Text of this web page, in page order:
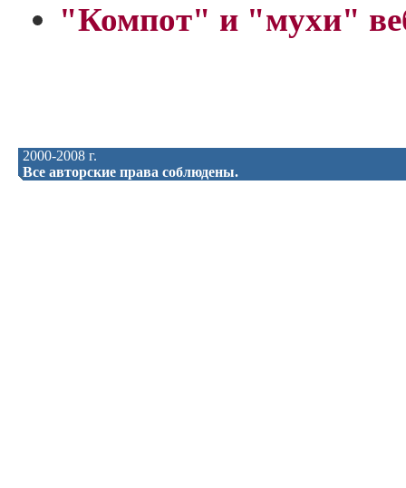
"Компот" и "мухи"
2000-2008 г.
Все авторские права соблюдены.